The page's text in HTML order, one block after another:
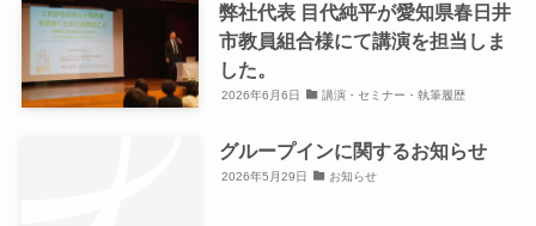
弊社代表 目代純平が愛知県春日井
市教員組合様にて講演を担当しま
した。
2026年6月6日 講演・セミナー・執筆履歴
グループインに関するお知らせ
2026年5月29日 お知らせ